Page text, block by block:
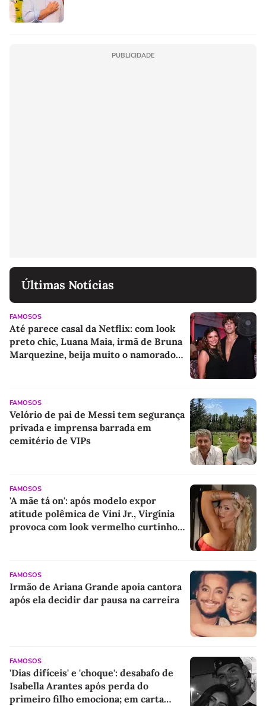
PUBLICIDADE
Últimas Notícias
FAMOSOS
Até parece casal da Netflix: com look
preto chic, Luana Maia, irmã de Bruna
Marquezine, beija muito o namorado
FAMOSOS
Velório de pai de Messi tem segurança
privada e imprensa barrada em
cemitério de VIPs
FAMOSOS
'A mãe tá on': após modelo expor
atitude polêmica de Vini Jr., Virgínia
provoca com look vermelho curtinho
FAMOSOS
Irmão de Ariana Grande apoia cantora
após ela decidir dar pausa na carreira
FAMOSOS
'Dias difíceis' e 'choque': desabafo de
Isabella Arantes após perda do
primeiro filho emociona; em carta